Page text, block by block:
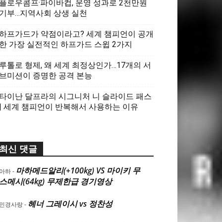
플로우콤프·파이바컵, 운영 성과로 2천만원
기부…지역사회 상생 실천
프가드가 약점이라고? 세계 챔피언이 공개
한 가장 실전적인 하프가드 스윕 2가지
루톨로 형제, 왜 세계 최정상인가…17개의 서
브미션이 증명한 공격 본능
타이난 달프라의 시그니처 니 슬라이드 패스
| 세계 챔피언이 반복해서 사용하는 이유
최신 댓글
아하- 마하메드알리(+100kg) VS 마이키 무
스메시(64kg) 무제한급 경기영상
민경사랑- 헤너 그레이시 vs 정찬성